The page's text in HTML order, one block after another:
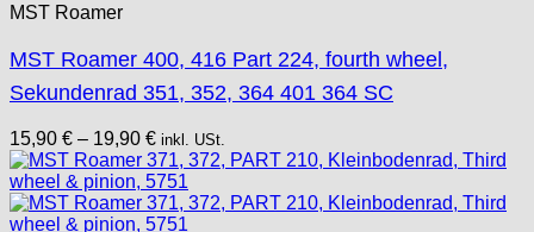
MST Roamer
MST Roamer 400, 416 Part 224, fourth wheel,
Sekundenrad 351, 352, 364 401 364 SC
15,90 € – 19,90 € inkl. USt.